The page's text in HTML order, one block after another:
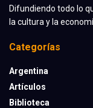
Difundiendo todo lo
la cultura y la
Categorías
Argentina
Artículos
Biblioteca